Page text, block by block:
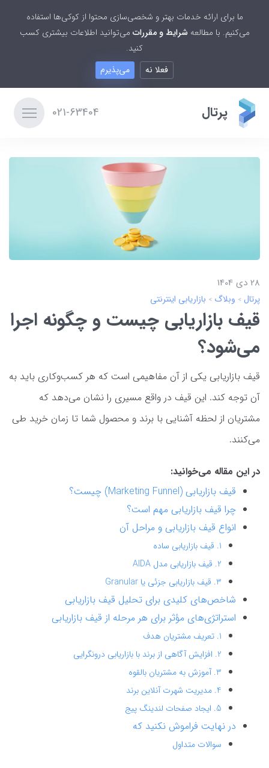
ما برای ارائه خدمات بهتر و شخصی‌سازی محتوا از کوکی‌ها استفاده
می‌کنیم. با مطالعه شرایط و مقررات می‌توانید اطلاعات بیشتری کسب
کنید.
فعلا نه
می‌پذیرم
پرتال 021-63404
28 دی 1404
پرتال وبلاگ بازاریابی اینترنتی
قیف بازاریابی چیست و چگونه اجرا
می‌شود؟
قیف بازاریابی یکی از آن مفاهیمی است که هر کسب‌وکاری باید به
آن توجه کند. این قیف در واقع مسیری را نشان می‌دهد که
مشتریان از لحظه‌ آشنایی با برند و محصول شما تا زمان خرید طی
می‌کنند.
در این مقاله می‌خوانید:
قیف بازاریابی (Marketing Funnel) چیست؟
چرا قیف بازاریابی مهم است؟
انواع قیف بازاریابی و مراحل آن
1. قیف بازاریابی ساده
2. قیف بازاریابی مدل AIDA
3. قیف بازاریابی جزئی یا Granular
شاخص‌های کلیدی برای تحلیل قیف بازاریابی
استراتژی‌های مؤثر برای هر مرحله از قیف بازاریابی
1. تعریف مشتریان هدف
2. افزایش آگاهی از برند با بازاریابی درونگرایی
3. آموزش به مشتریان بالقوه
4. مدیریت شهرت آنلاین برند
5. ایجاد صفحات لندینگ پیج
در نهایت فراموش نکنید که
سوالات متداول